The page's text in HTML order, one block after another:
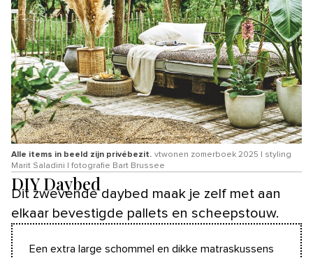
Alle items in beeld zijn privébezit. vtwonen zomerboek 2025 | styling
Marit Saladini | fotografie Bart Brussee
DIY Daybed
Dit zwevende daybed maak je zelf met aan
elkaar bevestigde pallets en scheepstouw.
Een extra large schommel en dikke matraskussens